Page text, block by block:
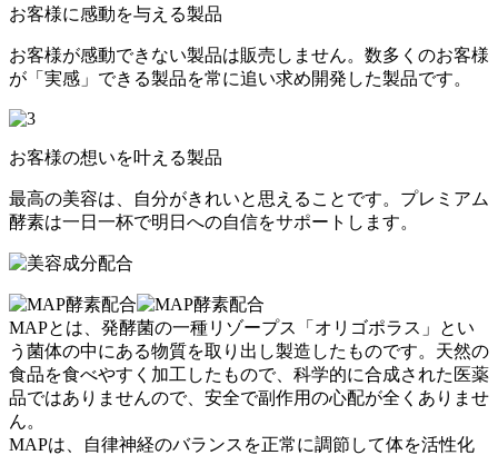
お客様に感動を与える製品
お客様が感動できない製品は販売しません。数多くのお客様
が「実感」できる製品を常に追い求め開発した製品です。
お客様の想いを叶える製品
最高の美容は、自分がきれいと思えることです。プレミアム
酵素は一日一杯で明日への自信をサポートします。
MAPとは、発酵菌の一種リゾープス「オリゴポラス」とい
う菌体の中にある物質を取り出し製造したものです。天然の
食品を食べやすく加工したもので、科学的に合成された医薬
品ではありませんので、安全で副作用の心配が全くありませ
ん。
MAPは、自律神経のバランスを正常に調節して体を活性化